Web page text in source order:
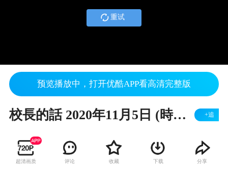
重试
预览播放中，打开优酷APP看高清完整版
校長的話 2020年11月5日 (時間表微調、學習與學歷的重要性) +追
超清画质 评论 收藏 下载 分享